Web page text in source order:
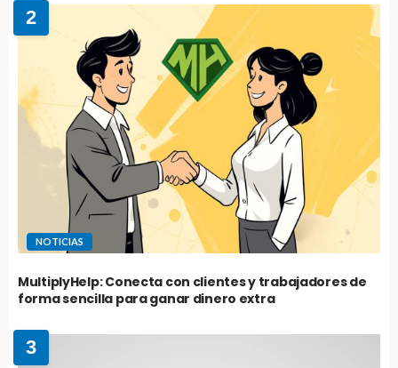
2
NOTICIAS
MultiplyHelp: Conecta con clientes y trabajadores de
forma sencilla para ganar dinero extra
3